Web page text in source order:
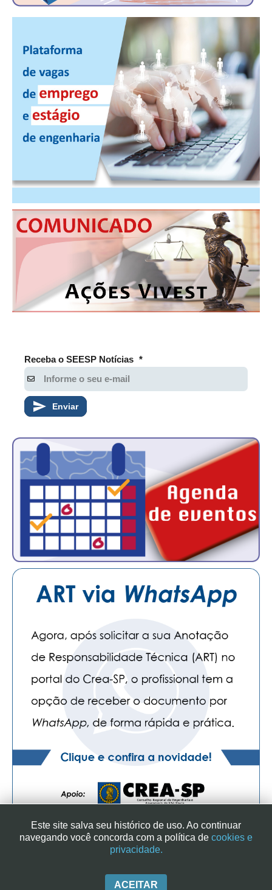
JURÍDICO
CONSULTORIA
ACORDOS, CONVENÇÕES E DISSÍDIOS
CONTRIBUIÇÕES
CONTRIBUIÇÃO ASSISTENCIAL
CONTRIBUIÇÃO ASSOCIATIVA OU ANUIDADE DE SÓCIO
CONTRIBUIÇÃO SINDICAL URBANA
FGTS EXPURGOS
FGTS CORREÇÃO
LEI 4.950-A/1966 – PISO SALARIAL
RES 1.002/2002 – CÓDIGO DE ÉTICA
HOMOLOGAÇÕES
PISO SALARIAL
FIQUE POR DENTRO
OPORTUNIDADES
EMPREGO E ESTÁGIO
AUTÔNOMOS E SERVIÇOS
NEWSLETTER
CONTATO
BENEFÍCIOS
APOSENTADORIA
PLANO DE SAÚDE
Receba o SEESP Notícias *
Enviar
SINDICATO DOS ENGENHEIROS NO ESTADO DE SÃO PAULO
|+ 55 (11) 3113-2600
Este site salva seu histórico de uso. Ao continuar
navegando você concorda com a política de cookies e
privacidade.
ACEITAR